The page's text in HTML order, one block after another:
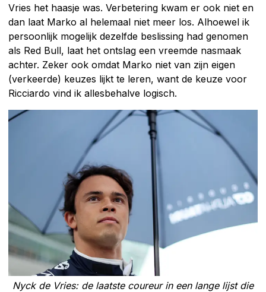
Vries het haasje was. Verbetering kwam er ook niet en
dan laat Marko al helemaal niet meer los. Alhoewel ik
persoonlijk mogelijk dezelfde beslissing had genomen
als Red Bull, laat het ontslag een vreemde nasmaak
achter. Zeker ook omdat Marko niet van zijn eigen
(verkeerde) keuzes lijkt te leren, want de keuze voor
Ricciardo vind ik allesbehalve logisch.
Nyck de Vries: de laatste coureur in een lange lijst die